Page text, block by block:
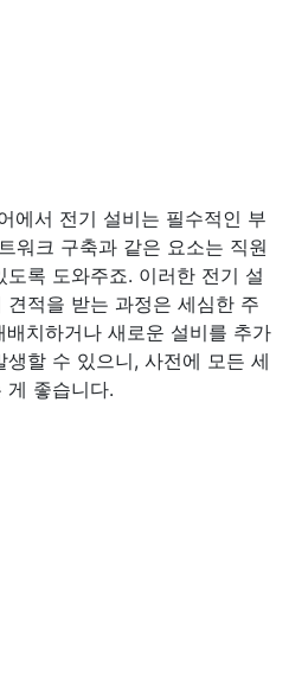
에서 전기 설비는 필수적인 부
워크 구축과 같은 요소는 직원
록 도와주죠. 이러한 전기 설
적을 받는 과정은 세심한 주
치하거나 새로운 설비를 추가
할 수 있으니, 사전에 모든 세
게 좋습니다.